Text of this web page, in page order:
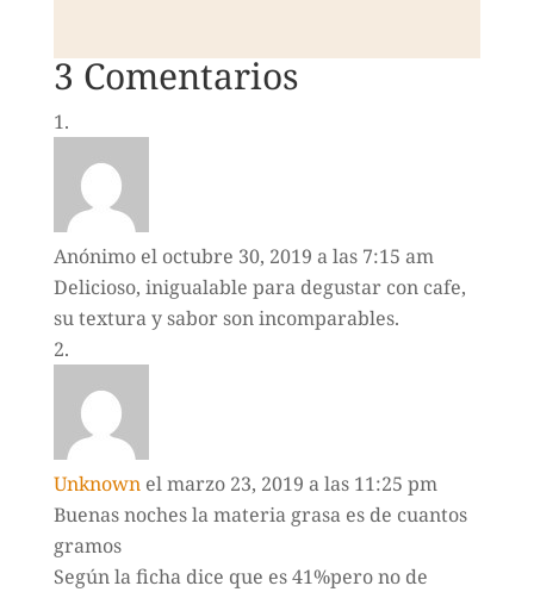
3 Comentarios
Anónimo el octubre 30, 2019 a las 7:15 am
Delicioso, inigualable para degustar con cafe,
su textura y sabor son incomparables.
Unknown el marzo 23, 2019 a las 11:25 pm
Buenas noches la materia grasa es de cuantos
gramos
Según la ficha dice que es 41%pero no de